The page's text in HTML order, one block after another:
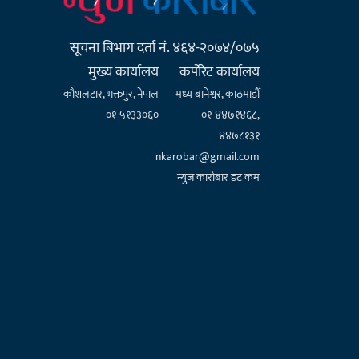
सूचना बिभाग दर्ता नं. ४६४-२०७४/०७५
मुख्य कार्यालय
कौशलटार, भक्तपुर, नेपाल
०१-५१३३०६०
कर्पाेरेट कार्यालय
मध्य बानेश्वर, काठमाडौँ
०१-४४७१४६८,
४४७८१३१
nkarobar@gmail.com
न्युज कारोबार डट कम